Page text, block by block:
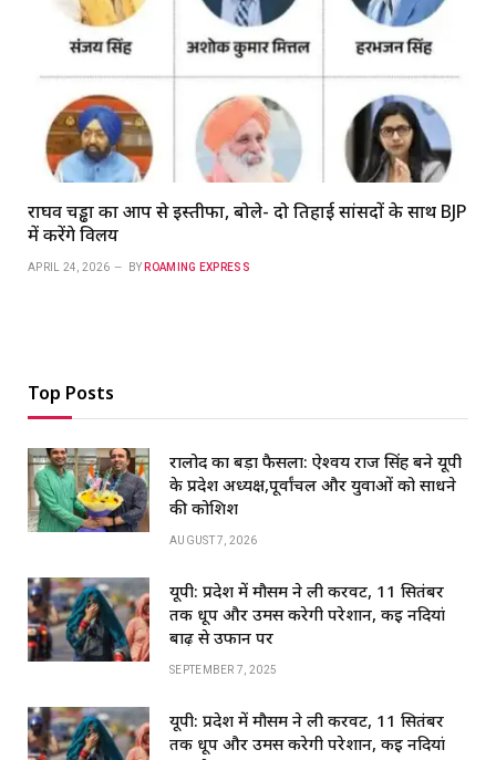
राघव चड्ढा का आप से इस्तीफा, बोले- दो तिहाई सांसदों के साथ BJP
में करेंगे विलय
APRIL 24, 2026 BY ROAMING EXPRESS
Top Posts
रालोद का बड़ा फैसला: ऐश्वर्य राज सिंह बने यूपी
के प्रदेश अध्यक्ष,पूर्वांचल और युवाओं को साधने
की कोशिश
AUGUST 7, 2026
यूपी: प्रदेश में मौसम ने ली करवट, 11 सितंबर
तक धूप और उमस करेगी परेशान, कई नदियां
बाढ़ से उफान पर
SEPTEMBER 7, 2025
यूपी: प्रदेश में मौसम ने ली करवट, 11 सितंबर
तक धूप और उमस करेगी परेशान, कई नदियां